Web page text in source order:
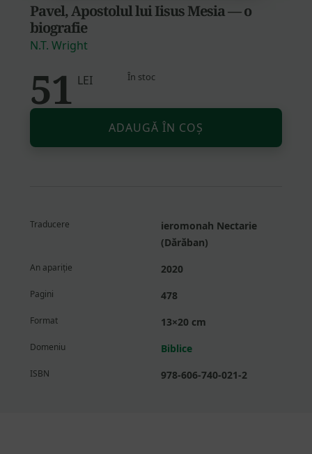
Pavel, Apostolul lui Iisus Mesia — o
biografie
N.T. Wright
51 LEI În stoc
Cantitate
Apostolul
ADAUGĂ ÎN COȘ
Traducere
ieromonah Nectarie
(Dărăban)
An apariție 2020
Pagini 478
Format 13×20 cm
Domeniu Biblice
ISBN 978-606-740-021-2